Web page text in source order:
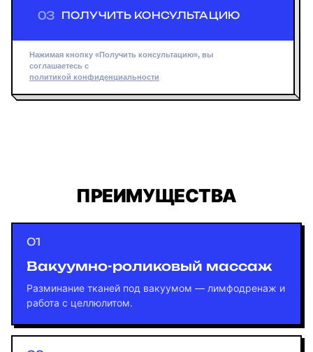
03 ПОЛУЧИТЬ КОНСУЛЬТАЦИЮ
Нажимая кнопку «Получить консультацию», вы
соглашаетесь с
политикой конфиденциальности
ПРЕИМУЩЕСТВА
Вакуумно-роликовый массаж
Разминание тканей под вакуумом — лимфодренаж и
работа с целлюлитом.